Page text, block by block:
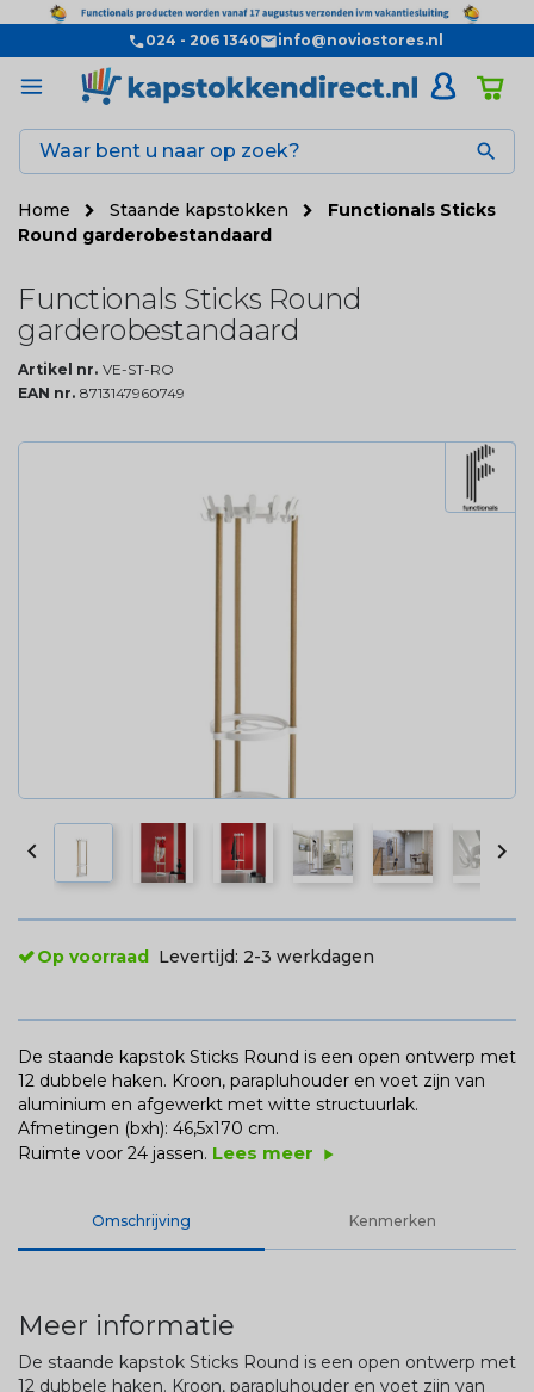
024 - 206 1340 info@noviostores.nl

Home Staande kapstokken
Functionals Sticks
Round garderobestandaard
Functionals Sticks Round
garderobestandaard
Artikel nr. VE-ST-RO
EAN nr. 8713147960749
 
Op voorraad Levertijd: 2-3 werkdagen
De staande kapstok Sticks Round is een open ontwerp met
12 dubbele haken. Kroon, parapluhouder en voet zijn van
aluminium en afgewerkt met witte structuurlak.
Afmetingen (bxh): 46,5x170 cm.
Ruimte voor 24 jassen. Lees meer play_arrow
Omschrijving Kenmerken
Meer informatie
De staande kapstok Sticks Round is een open ontwerp met
12 dubbele haken. Kroon, parapluhouder en voet zijn van